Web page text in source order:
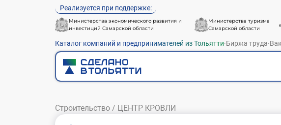
Реализуется при поддержке:
Министерства экономического развития и
инвестиций Самарской области
Министерства туризма
Самарской области
Каталог компаний и предпринимателей из Тольятти·Биржа труда·
Строительство / ЦЕНТР КРОВЛИ